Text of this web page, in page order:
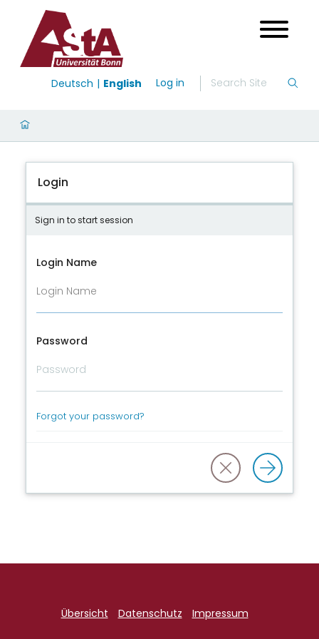
Deutsch English Log in
Login
Sign in to start session
Login Name
Password
Forgot your password?
Übersicht Datenschutz Impressum